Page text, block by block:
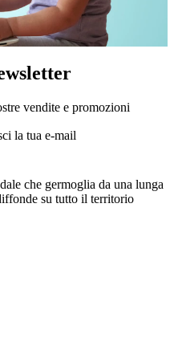
vendite e promozioni
la tua e-mail
che germoglia da una lunga
su tutto il territorio